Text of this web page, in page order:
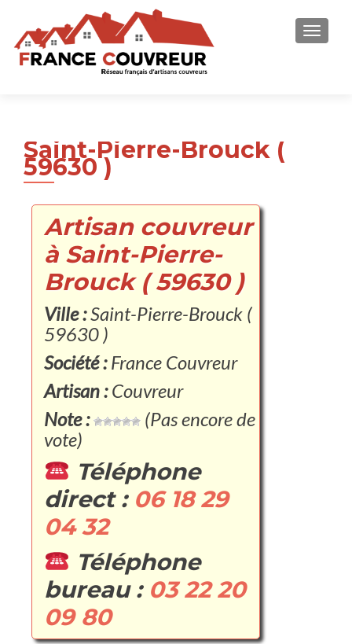
Saint-Pierre-Brouck (
59630 )
Artisan couvreur
à Saint-Pierre-
Brouck ( 59630 )
Ville :Saint-Pierre-Brouck (
59630 )
Société :France Couvreur
Artisan :Couvreur
Note :
(Pas encore de
vote)
Téléphone
direct : 06 18 29
04 32
Téléphone
bureau : 03 22 20
09 80